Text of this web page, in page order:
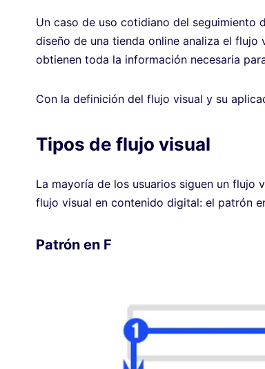
Un caso de uso cotidiano del seguimiento
diseño de una tienda online analiza el flujo
obtienen toda la información necesaria
Con la definición del flujo visual y su
Tipos de flujo visual
La mayoría de los usuarios siguen un flujo
flujo visual en contenido digital: el patrón
Patrón en F